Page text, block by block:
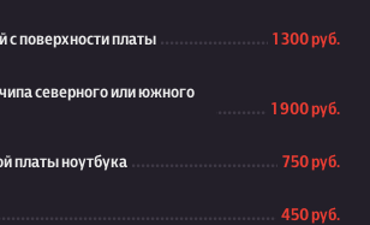
с поверхности платы 1 300 руб.
северного или южного
1 900 руб.
платы ноутбука 750 руб.
450 руб.